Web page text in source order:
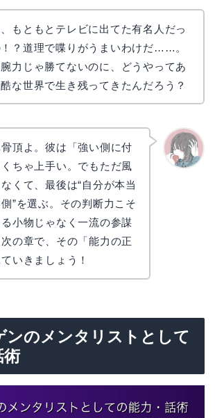
もともとテレビに出てた有名人だっ
？道理で喋りがうまいわけだ……。
力じゃ勝てないのに、どうやってあ
な世界で生き残ってきたんだろう？
頂よ。彼は「強い側に付
ちゃ上手い。でもただ風
くて、最後は“自分が本当
”を選ぶ。その判断力こそ
小物じゃなく一流の参謀
の章で、その「能力の正
いきましょう！
ンのメンタリストとして
術